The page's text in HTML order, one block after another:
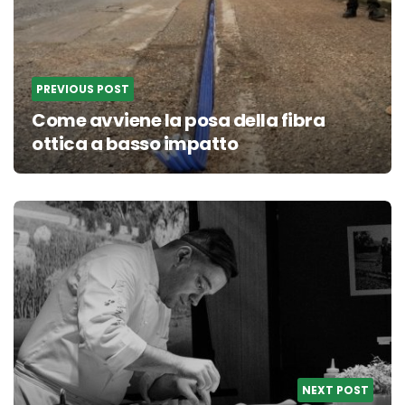
PREVIOUS POST
Come avviene la posa della fibra
ottica a basso impatto
NEXT POST